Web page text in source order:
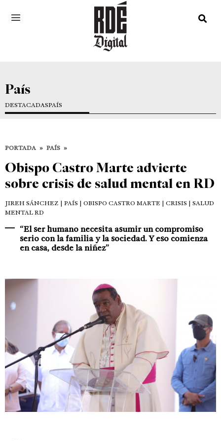
País
DESTACADASPAÍS
PORTADA » PAÍS »
Obispo Castro Marte advierte
sobre crisis de salud mental en RD
JIREH SÁNCHEZ | PAÍS | OBISPO CASTRO MARTE | CRISIS | SALUD
MENTAL RD
“El ser humano necesita asumir un compromiso
serio con la familia y la sociedad. Y eso comienza
en casa, desde la niñez”